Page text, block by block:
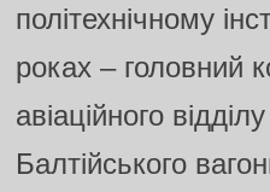
політехнічному
роках – головний
авіаційного
Балтійського